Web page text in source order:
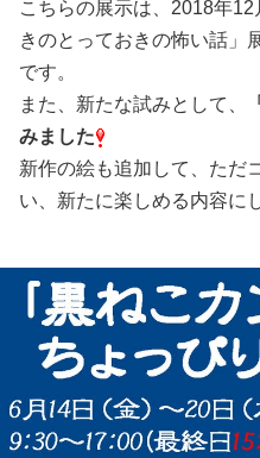
こちらの展示は、2018年
きのとっておきの怖い話」
です。
また、新たな試みとして、
みました
新作の絵も追加して、ただ
い、新たに楽しめる内容に